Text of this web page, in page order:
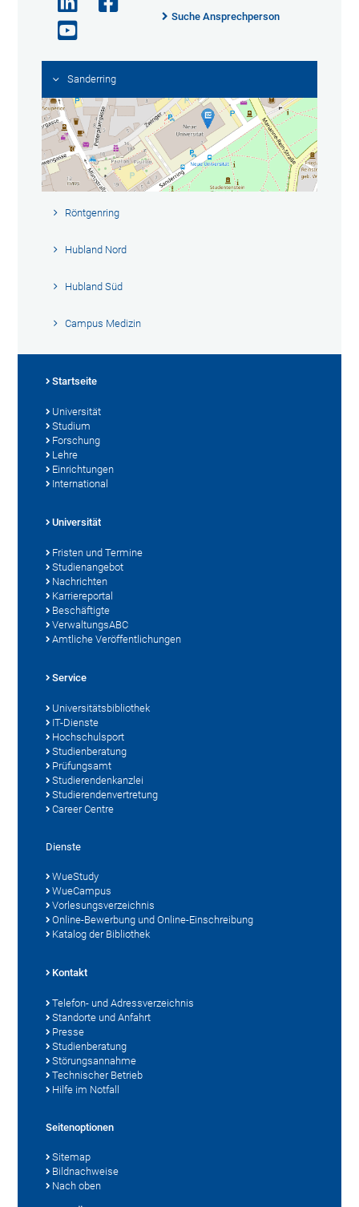
Suche Ansprechperson
Sanderring
Röntgenring
Hubland Nord
Hubland Süd
Campus Medizin
Startseite
Universität
Studium
Forschung
Lehre
Einrichtungen
International
Universität
Fristen und Termine
Studienangebot
Nachrichten
Karriereportal
Beschäftigte
VerwaltungsABC
Amtliche Veröffentlichungen
Service
Universitätsbibliothek
IT-Dienste
Hochschulsport
Studienberatung
Prüfungsamt
Studierendenkanzlei
Studierendenvertretung
Career Centre
Dienste
WueStudy
WueCampus
Vorlesungsverzeichnis
Online-Bewerbung und Online-Einschreibung
Katalog der Bibliothek
Kontakt
Telefon- und Adressverzeichnis
Standorte und Anfahrt
Presse
Studienberatung
Störungsannahme
Technischer Betrieb
Hilfe im Notfall
Seitenoptionen
Sitemap
Bildnachweise
Nach oben